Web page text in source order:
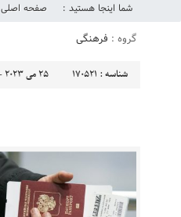
شما اینجا هستید : صفحه اصلی
گروه : فرهنگی
شناسه : 170521 25 می 2023 - 0:20